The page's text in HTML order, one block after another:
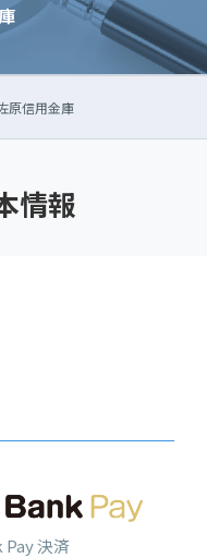
原信用金庫
情報
Pay 決済